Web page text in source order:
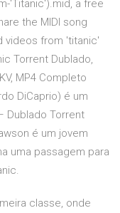
'Titanic').mid, a free
the MIDI song
videos from 'titanic'
Torrent Dublado,
MP4 Completo
DiCaprio) é um
Dublado Torrent
é um jovem
uma passagem para
classe, onde